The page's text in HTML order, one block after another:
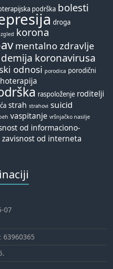
podrška bolesti
droga
izgled korona
mentalno zdravlje
koronavirusa
odnosi porodica porodični
raspoloženje roditelji
strah strahovi suicid
vaspitanje vršnjačko nasilje
od informaciono-
zavisnost od interneta
07
63960365